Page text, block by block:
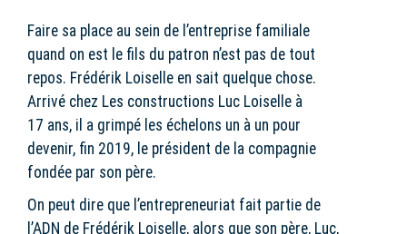
Faire sa place au sein de l’entreprise familiale
quand on est le fils du patron n’est pas de tout
repos. Frédérik Loiselle en sait quelque chose.
Arrivé chez Les constructions Luc Loiselle à
17 ans, il a grimpé les échelons un à un pour
devenir, fin 2019, le président de la compagnie
fondée par son père.
On peut dire que l’entrepreneuriat fait partie de
l’ADN de Frédérik Loiselle, alors que son père, Luc,